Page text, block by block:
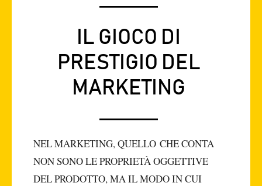
IL GIOCO DI
PRESTIGIO DEL
MARKETING
NEL MARKETING, QUELLO CHE CONTA
NON SONO LE PROPRIETÀ OGGETTIVE
DEL PRODOTTO, MA IL MODO IN CUI